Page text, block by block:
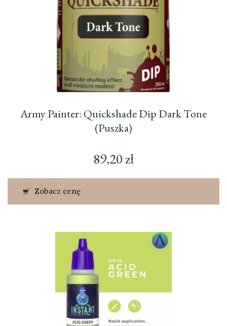
Army Painter: Quickshade Dip Dark Tone
(Puszka)
89,20zł
Zobacz cenę